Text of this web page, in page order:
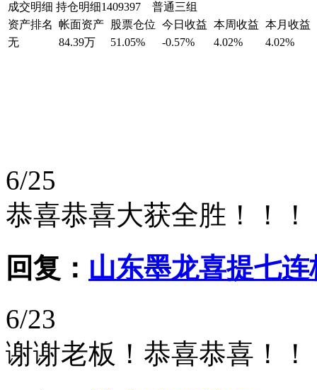
成交明细 持仓明细1409397 普通三组
资产排名 帐面资产 股票仓位 今日收益 本周收益 本月收益
无
84.39万 51.05% -0.57% 4.02% 4.02%
6/25
恭喜恭喜大获全胜！！！
回复： 山东墨龙喜提七连
6/23
谢谢老板！恭喜恭喜！！